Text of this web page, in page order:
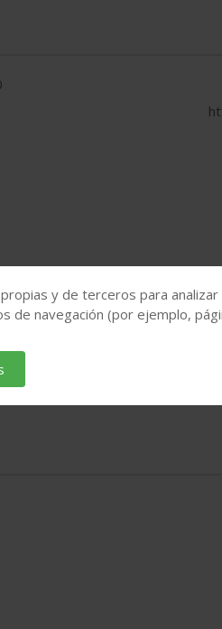
y de terceros para
de navegación (por ejemplo,